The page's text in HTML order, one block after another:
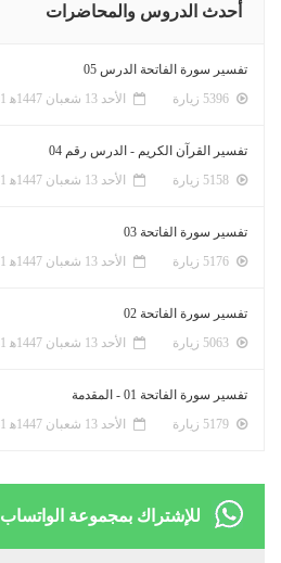
أحدث الدروس والمحاضرات
تفسير سورة الفاتحة الدرس 05
الأحد 13 شعبان 1447ﻫ 1-2-2026م
تفسير القرآن الكريم - الدرس رقم 04
الأحد 13 شعبان 1447ﻫ 1-2-2026م
تفسير سورة الفاتحة 03
الأحد 13 شعبان 1447ﻫ 1-2-2026م
تفسير سورة الفاتحة 02
الأحد 13 شعبان 1447ﻫ 1-2-2026م
تفسير سورة الفاتحة 01 - المقدمة
الأحد 13 شعبان 1447ﻫ 1-2-2026م
للإشتراك بمجموعة الواتساب